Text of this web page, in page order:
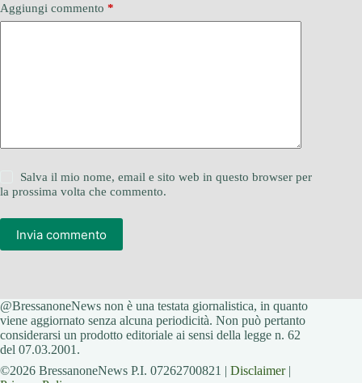
Aggiungi commento *
Salva il mio nome, email e sito web in questo browser per
la prossima volta che commento.
Invia commento
@BressanoneNews non è una testata giornalistica, in quanto
viene aggiornato senza alcuna periodicità. Non può pertanto
considerarsi un prodotto editoriale ai sensi della legge n. 62
del 07.03.2001.
©2026 BressanoneNews P.I. 07262700821 | Disclaimer|